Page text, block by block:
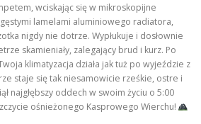
wciskając się w mikroskopijne
lamelami aluminiowego radiatora,
nigdy nie dotrze. Wypłukuje i dosłownie
skamieniały, zalegający brud i kurz. Po
klimatyzacja działa jak tuż po wyjeździe z
staje się tak niesamowicie rześkie, ostre i
najgłębszy oddech w swoim życiu o 5:00
ośnieżonego Kasprowego Wierchu!